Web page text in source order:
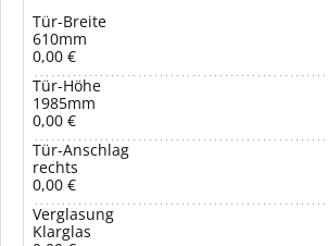
Tür-Breite
610mm
0,00 €
Tür-Höhe
1985mm
0,00 €
Tür-Anschlag
rechts
0,00 €
Verglasung
Klarglas